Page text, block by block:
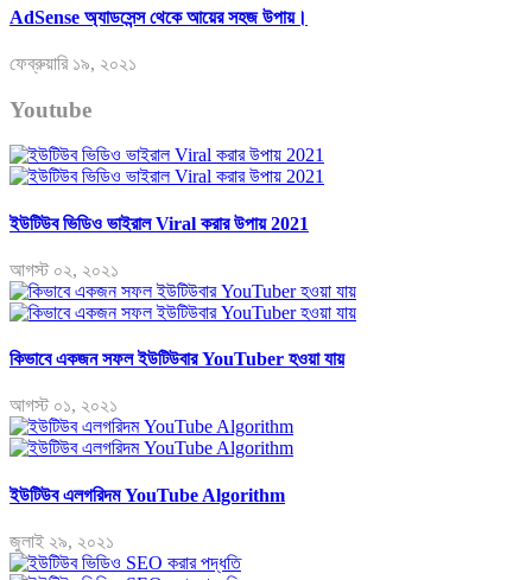
AdSense অ্যাডসেন্স থেকে আয়ের সহজ উপায়।
ফেব্রুয়ারি ১৯, ২০২১
Youtube
ইউটিউব ভিডিও ভাইরাল Viral করার উপায় 2021
আগস্ট ০২, ২০২১
কিভাবে একজন সফল ইউটিউবার YouTuber হওয়া যায়
আগস্ট ০১, ২০২১
ইউটিউব এলগরিদম YouTube Algorithm
জুলাই ২৯, ২০২১